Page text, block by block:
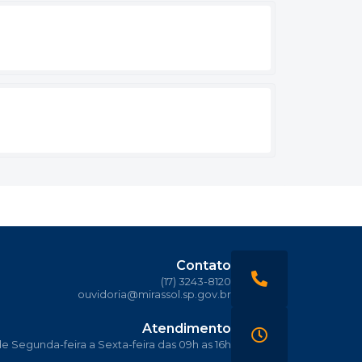
Contato
(17) 3243-8120
ouvidoria@mirassol.sp.gov.br
Atendimento
Segunda-feira a Sexta-feira das 09h as 16h